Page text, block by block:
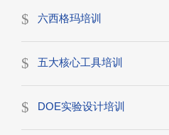
六西格玛培训
五大核心工具培训
DOE实验设计培训